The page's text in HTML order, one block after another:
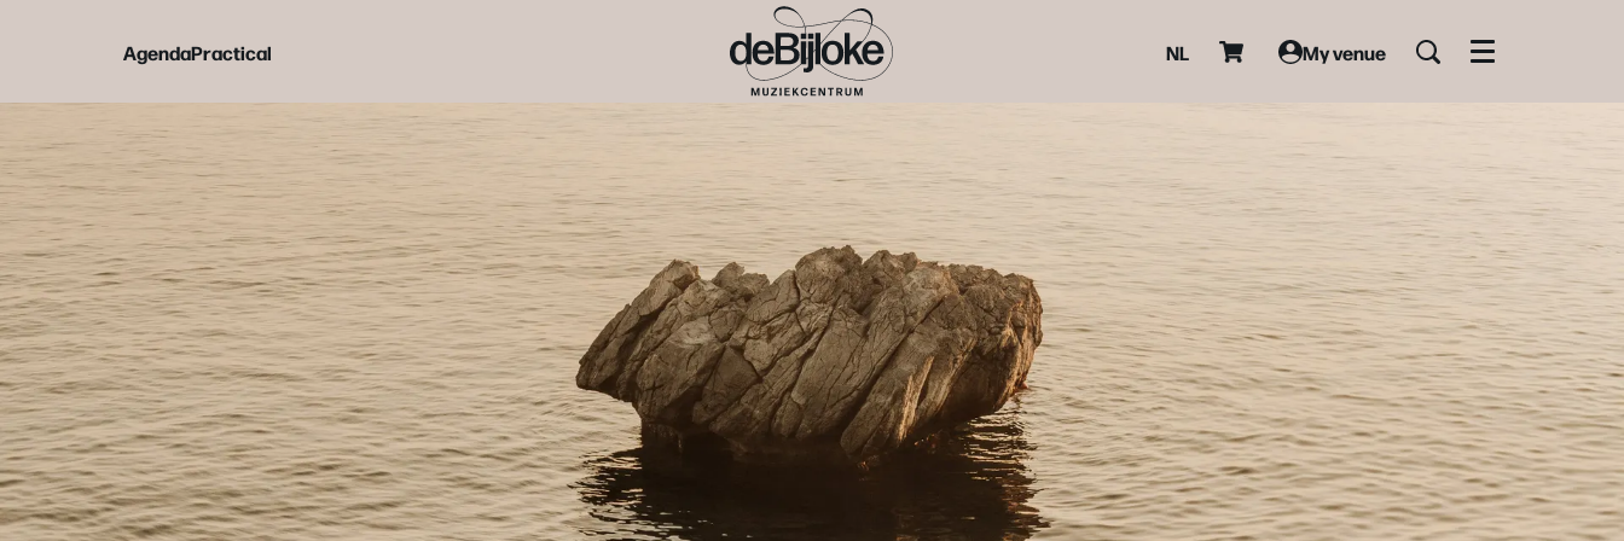
AgendaPractical NL My venue Menu